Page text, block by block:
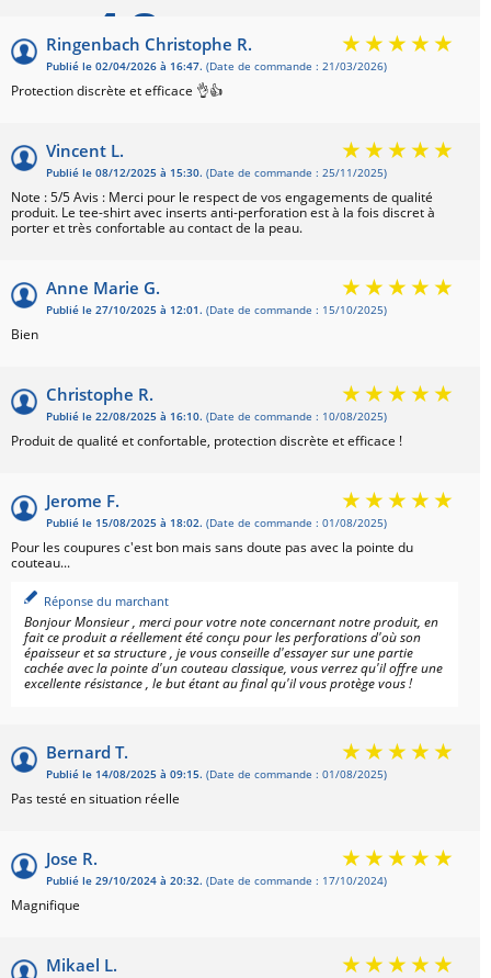
4,8
Ringenbach Christophe R.
Publié le 02/04/2026 à 16:47. (Date de commande : 21/03/2026)
Protection discrète et efficace 👌👍
Vincent L.
Publié le 08/12/2025 à 15:30. (Date de commande : 25/11/2025)
Note : 5/5 Avis : Merci pour le respect de vos engagements de qualité
produit. Le tee-shirt avec inserts anti-perforation est à la fois discret à
porter et très confortable au contact de la peau.
Anne Marie G.
Publié le 27/10/2025 à 12:01. (Date de commande : 15/10/2025)
Bien
Christophe R.
Publié le 22/08/2025 à 16:10. (Date de commande : 10/08/2025)
Produit de qualité et confortable, protection discrète et efficace !
Jerome F.
Publié le 15/08/2025 à 18:02. (Date de commande : 01/08/2025)
Pour les coupures c'est bon mais sans doute pas avec la pointe du
couteau...
Réponse du marchant
Bonjour Monsieur , merci pour votre note concernant notre produit, en
fait ce produit a réellement été conçu pour les perforations d'où son
épaisseur et sa structure , je vous conseille d'essayer sur une partie
cachée avec la pointe d'un couteau classique, vous verrez qu'il offre une
excellente résistance , le but étant au final qu'il vous protège vous !
Bernard T.
Publié le 14/08/2025 à 09:15. (Date de commande : 01/08/2025)
Pas testé en situation réelle
Jose R.
Publié le 29/10/2024 à 20:32. (Date de commande : 17/10/2024)
Magnifique
Mikael L.